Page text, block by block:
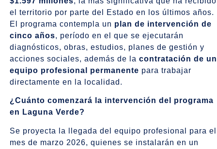
el territorio por parte del Estado en los últimos años.
El programa contempla un plan de intervención de
cinco años, período en el que se ejecutarán
diagnósticos, obras, estudios, planes de gestión y
acciones sociales, además de la contratación de un
equipo profesional permanente para trabajar
directamente en la localidad.
¿Cuánto comenzará la intervención del programa
en Laguna Verde?
Se proyecta la llegada del equipo profesional para el
mes de marzo 2026, quienes se instalarán en un